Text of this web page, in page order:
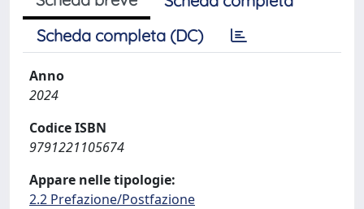
Scheda completa (DC)
Anno
2024
Codice ISBN
9791221105674
Appare nelle tipologie:
2.2 Prefazione/Postfazione